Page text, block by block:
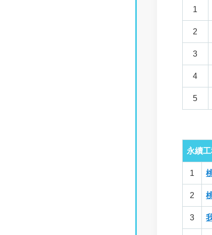
1
2
3
4
5
永續
1
2
3